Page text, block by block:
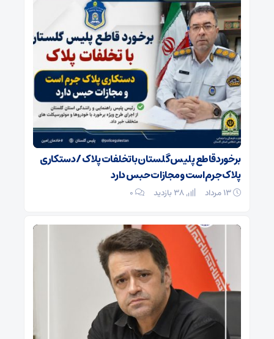
برخورد قاطع پلیس گلستان با تخلفات پلاک / دستکاری
پلاک جرم است و مجازات حبس دارد
۰